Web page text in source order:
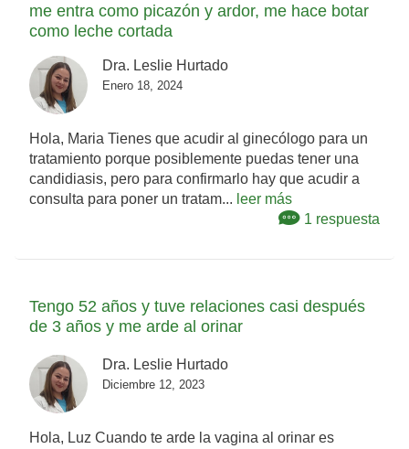
me entra como picazón y ardor, me hace botar
como leche cortada
Dra. Leslie Hurtado
Enero 18, 2024
Hola, Maria Tienes que acudir al ginecólogo para un
tratamiento porque posiblemente puedas tener una
candidiasis, pero para confirmarlo hay que acudir a
consulta para poner un tratam... leer más
1 respuesta
Tengo 52 años y tuve relaciones casi después
de 3 años y me arde al orinar
Dra. Leslie Hurtado
Diciembre 12, 2023
Hola, Luz Cuando te arde la vagina al orinar es